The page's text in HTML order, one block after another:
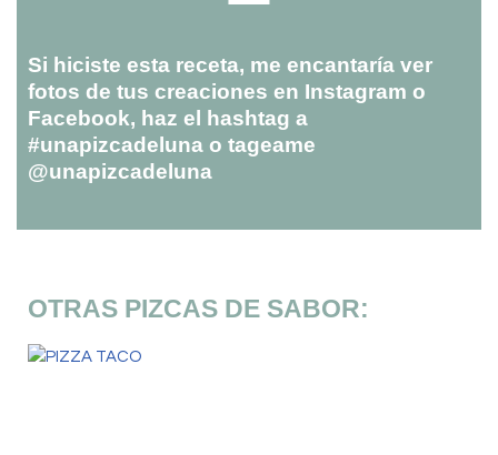
Si hiciste esta receta, me encantaría ver
fotos de tus creaciones en Instagram o
Facebook, haz el hashtag a
#unapizcadeluna o tageame
@unapizcadeluna
OTRAS PIZCAS DE SABOR: